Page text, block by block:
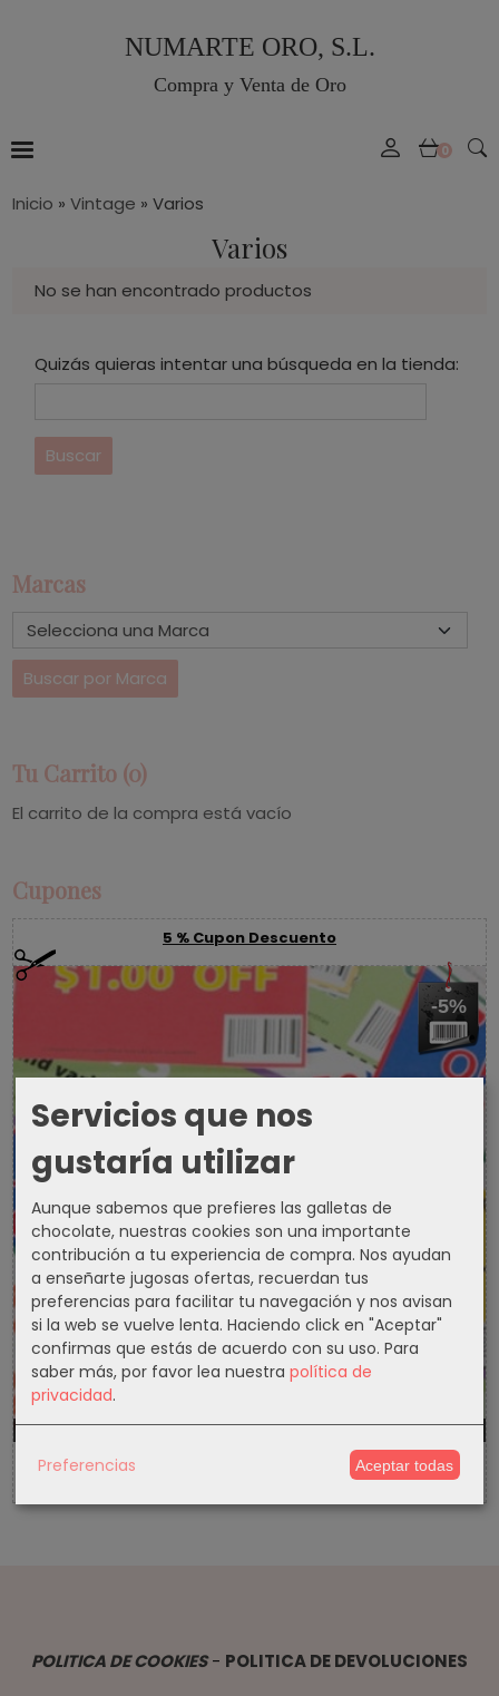
NUMARTE ORO, S.L.
Compra y Venta de Oro
0
Marcas
Tu Carrito (0)
El carrito de la compra está vacío
Cupones
5 % Cupon Descuento
-5%
1303d 0h 11m 55s
Inicio » Vintage » Varios
Varios
No se han encontrado productos
Quizás quieras intentar una búsqueda en la tienda:
POLITICA DE COOKIES- POLITICA DE DEVOLUCIONES
Servicios que nos
gustaría utilizar
Aunque sabemos que prefieres las galletas de
chocolate, nuestras cookies son una importante
contribución a tu experiencia de compra. Nos ayudan
a enseñarte jugosas ofertas, recuerdan tus
preferencias para facilitar tu navegación y nos avisan
si la web se vuelve lenta. Haciendo click en "Aceptar"
confirmas que estás de acuerdo con su uso. Para
saber más, por favor lea nuestra política de
privacidad.
Preferencias Aceptar todas